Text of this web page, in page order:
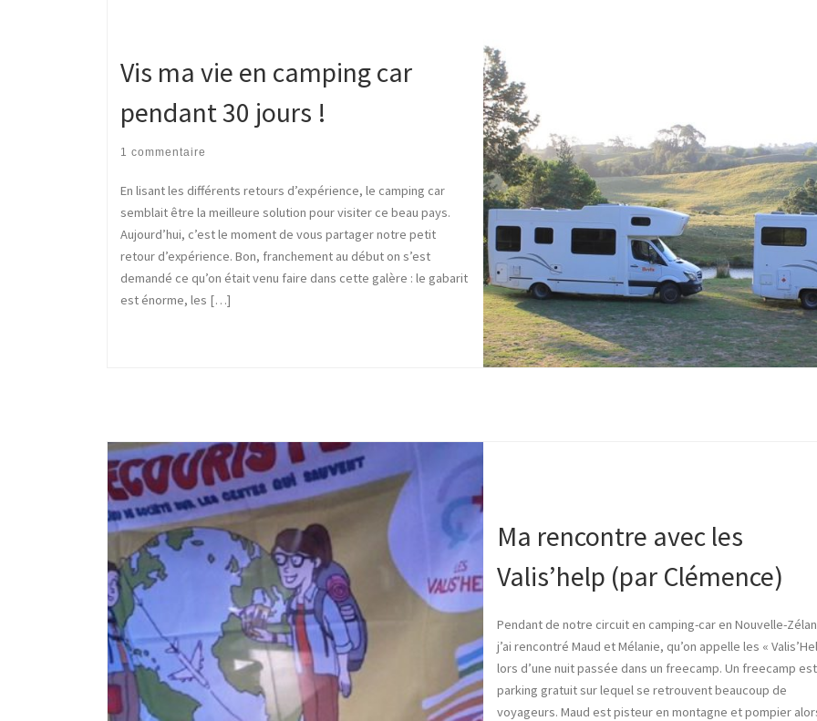
Vis ma vie en camping car
pendant 30 jours !
1 commentaire
En lisant les différents retours d’expérience, le camping car
semblait être la meilleure solution pour visiter ce beau pays.
Aujourd’hui, c’est le moment de vous partager notre petit
retour d’expérience. Bon, franchement au début on s’est
demandé ce qu’on était venu faire dans cette galère : le gabarit
est énorme, les […]
Ma rencontre avec les
Valis’help (par Clémence)
Pendant de notre circuit en camping-car en Nouvelle-
j’ai rencontré Maud et Mélanie, qu’on appelle les «
lors d’une nuit passée dans un freecamp. Un freecamp
parking gratuit sur lequel se retrouvent beaucoup de
voyageurs. Maud est pisteur en montagne et pompier